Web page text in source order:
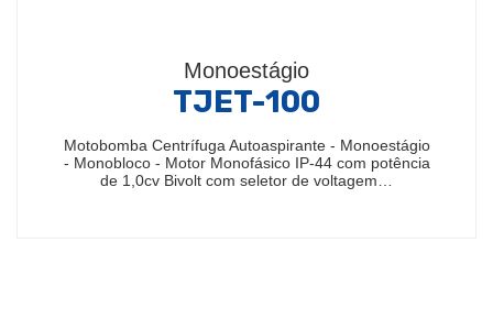
Monoestágio
TJET-100
Motobomba Centrífuga Autoaspirante - Monoestágio
- Monobloco - Motor Monofásico IP-44 com potência
de 1,0cv Bivolt com seletor de voltagem…